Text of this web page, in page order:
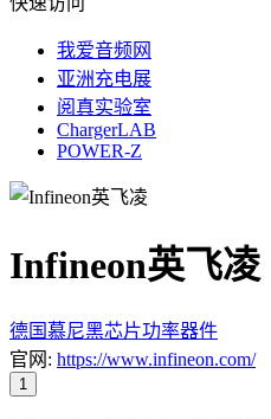
我爱音频网
亚洲充电展
阅真实验室
ChargerLAB
POWER-Z
Infineon英飞凌
德国慕尼黑芯片功率器件
官网: https://www.infineon.com/
1